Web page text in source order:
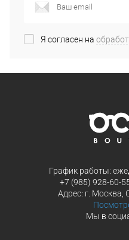
Я согласен на
График работы:
+7 (985) 928-60-
Адрес: г. Москва,
Мы в